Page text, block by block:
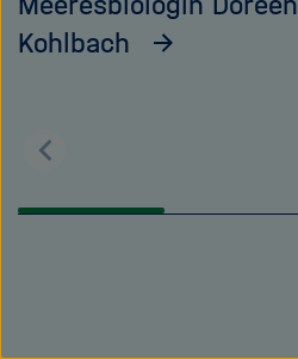
Zurück
Kohlbach